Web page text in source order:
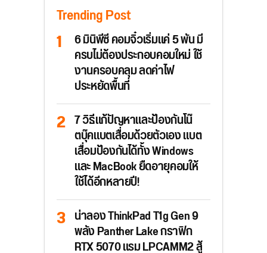
Trending Post
6 มินิพีซี คอมจิ๋วเริ่มแค่ 5 พัน มี
ครบไม่ต้องประกอบคอมใหม่ ใช้
งานครอบคลุม ลดค่าไฟ
ประหยัดพื้นที่
7 วิธีแก้ปัญหาและป้องกันโน๊
ตบุ๊คแบตเสื่อมด้วยตัวเอง แบต
เสื่อมป้องกันได้ทั้ง Windows
และ MacBook ยืดอายุคอมให้
ใช้ได้อีกหลายปี!
น่าลอง ThinkPad T1g Gen 9
พลัง Panther Lake กราฟิก
RTX 5070 แรม LPCAMM2 สู้